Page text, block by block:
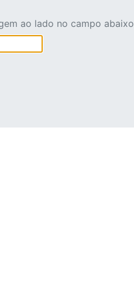
ao lado no campo abaixo